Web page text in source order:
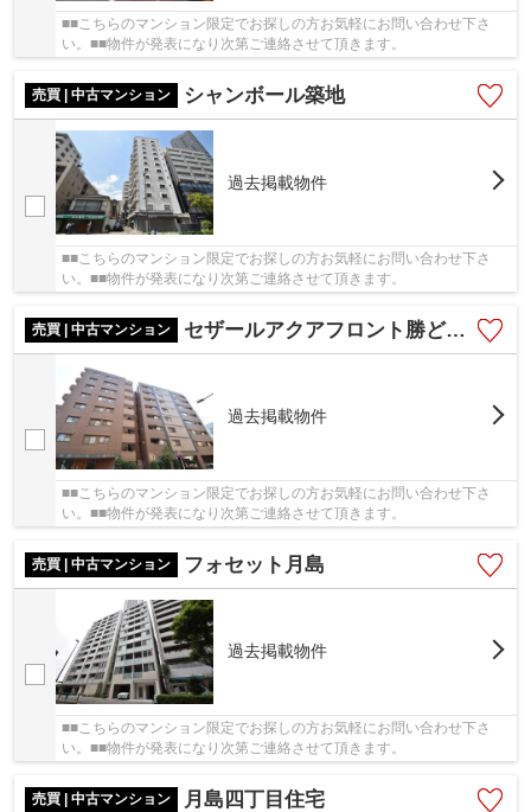
■■こちらのマンション限定でお探しの方お気軽にお問い合わせ下さ
い。■■物件が発表になり次第ご連絡させて頂きます。
売買 | 中古マンション シャンボール築地
過去掲載物件
■■こちらのマンション限定でお探しの方お気軽にお問い合わせ下さ
い。■■物件が発表になり次第ご連絡させて頂きます。
売買 | 中古マンション セザールアクアフロント勝どきウエスト
過去掲載物件
■■こちらのマンション限定でお探しの方お気軽にお問い合わせ下さ
い。■■物件が発表になり次第ご連絡させて頂きます。
売買 | 中古マンション フォセット月島
過去掲載物件
■■こちらのマンション限定でお探しの方お気軽にお問い合わせ下さ
い。■■物件が発表になり次第ご連絡させて頂きます。
売買 | 中古マンション 月島四丁目住宅